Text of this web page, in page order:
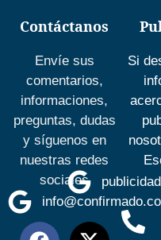
Contáctanos
Envíe sus
comentarios,
informaciones,
preguntas, dudas
y síguenos en
nuestras redes
sociales
Si